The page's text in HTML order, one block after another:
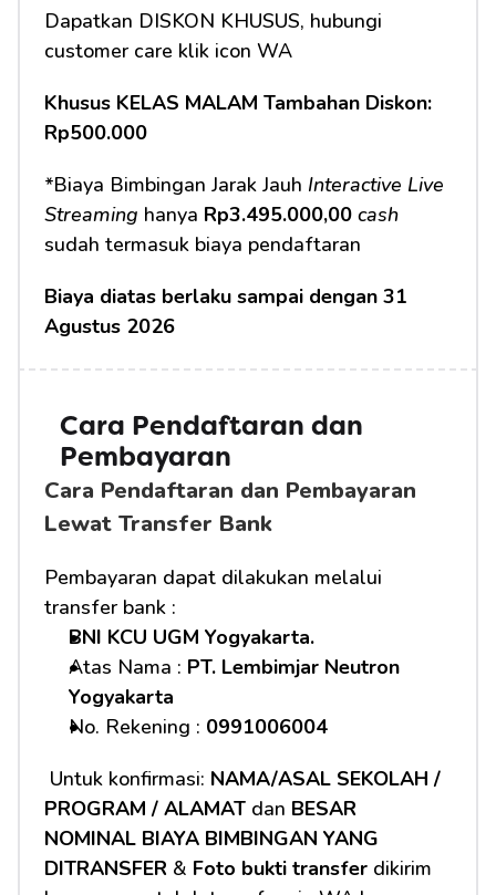
Dapatkan DISKON KHUSUS, hubungi
customer care klik icon WA
Khusus KELAS MALAM Tambahan Diskon:
Rp500.000
*Biaya Bimbingan Jarak Jauh Interactive Live
Streaming hanya Rp3.495.000,00 cash
sudah termasuk biaya pendaftaran
Biaya diatas berlaku sampai dengan 31
Agustus 2026
Cara Pendaftaran dan
Pembayaran
Cara Pendaftaran dan Pembayaran
Lewat Transfer Bank
Pembayaran dapat dilakukan melalui
transfer bank :
BNI KCU UGM Yogyakarta.
Atas Nama : PT. Lembimjar Neutron
Yogyakarta
No. Rekening : 0991006004
Untuk konfirmasi: NAMA/ASAL SEKOLAH /
PROGRAM / ALAMAT dan BESAR
NOMINAL BIAYA BIMBINGAN YANG
DITRANSFER & Foto bukti transfer dikirim